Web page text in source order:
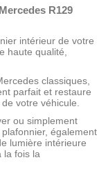
R129
intérieur de votre
haute qualité,
classiques,
parfait et restaure
votre véhicule.
ou simplement
également
lumière intérieure
la fois la